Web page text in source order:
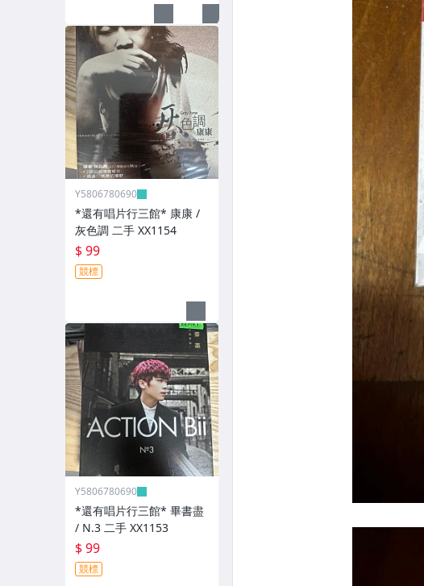
Y5806780690
*還有唱片行三館* 康康 /
灰色調 二手 XX1154
$ 99
競標
Y5806780690
*還有唱片行三館* 畢書盡
/ N.3 二手 XX1153
$ 99
競標